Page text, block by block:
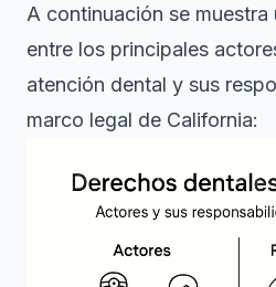
A continuación se muestra
entre los principales
atención dental y sus
marco legal de California: